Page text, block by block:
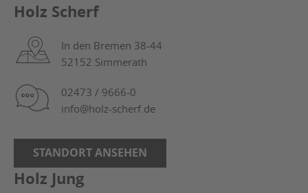
Holz Scherf
In den Bremen 38-44
52152 Simmerath
02473 / 9666-0
info@holz-scherf.de
STANDORT ANSEHEN
Holz Jung